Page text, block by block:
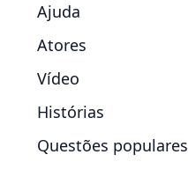
Ajuda
Atores
Vídeo
Histórias
Questões populares